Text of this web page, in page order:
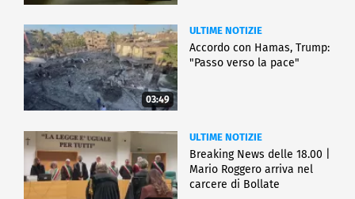
03:49
ULTIME NOTIZIE
Accordo con Hamas, Trump:
"Passo verso la pace"
ULTIME NOTIZIE
Breaking News delle 18.00 |
Mario Roggero arriva nel
carcere di Bollate